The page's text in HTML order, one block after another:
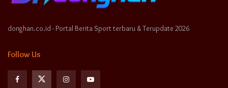
donghan.co.id - Portal Berita Sport terbaru & Terupdate 2026
Follow Us